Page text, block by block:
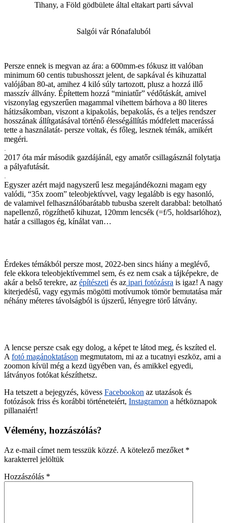
Tihany, a Föld gödbülete által eltakart parti sávval
Salgói vár Rónafaluból
Persze ennek is megvan az ára: a 600mm-es fókusz itt valóban
minimum 60 centis tubushosszt jelent, de sapkával és kihuzattal
valójában 80-at, amihez 4 kiló súly tartozott, plusz a hozzá illő
masszív állvány. Építettem hozzá “miniatűr” védőtáskát, amivel
viszonylag egyszerűen magammal vihettem bárhova a 80 literes
hátizsákomban, viszont a kipakolás, bepakolás, és a teljes rendszer
hosszának állítgatásával történő élességállítás módfelett macerássá
tette a használatát- persze voltak, és főleg, lesznek témák, amikért
megéri.
.
2017 óta már második gazdájánál, egy amatőr csillagásznál folytatja
a pályafutását.
.
Egyszer azért majd nagyszerű lesz megajándékozni magam egy
valódi, “35x zoom” teleobjektívvel, vagy legalább is egy hasonló,
de valamivel felhasználóbarátabb tubusba szerelt darabbal: betolható
napellenző, rögzíthető kihuzat, 120mm lencsék (=f/5, holdsarlóhoz),
határ a csillagos ég, kínálat van…
Érdekes témákból persze most, 2022-ben sincs hiány a meglévő,
fele ekkora teleobjektívemmel sem, és ez nem csak a tájképekre, de
akár a belső terekre, az építészeti és az ipari fotózásra is igaz! A nagy
kiterjedésű, vagy egymás mögötti motívumok tömör bemutatása már
néhány méteres távolságból is újszerű, lényegre törő látvány.
A lencse persze csak egy dolog, a képet te látod meg, és kszíted el.
Afotó magánoktatáson megmutatom, mi az a tucatnyi eszköz, ami a
zoomon kívül még a kezd ügyében van, és amikkel egyedi,
látványos fotókat készíthetsz.
Ha tetszett a bejegyzés, kövess Facebookon az utazások és
fotózások friss és korábbi történeteiért, Instagramon a hétköznapok
pillanaiért!
Vélemény, hozzászólás?
Az e-mail címet nem tesszük közzé. A kötelező mezőket *
karakterrel jelöltük
Hozzászólás *